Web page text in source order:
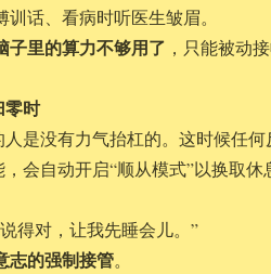
话、看病时听医生皱眉。
子里的算力不够用了 ，只能被动接
零时
是没有力气抬杠的。这时候任
会自动开启“顺从模式”以换取休
得对，让我先睡会儿。”
志的强制接管。